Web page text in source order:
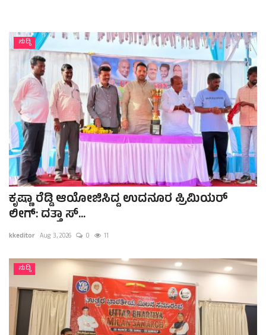
ಪತ್ರಕರ್ತರ ಪರಿಚಯ
ಸಂಪಾದಕೀಯ
ಕವನ
Digital Subscription
ಸುದ್ದಿ
ಕೃಷ್ಣಾ ರೆಡ್ಡಿ ಆಯೋಜಿಸಿದ್ದ ಉದನೂರ ಪ್ರಿಮಿಯರ್
ಲೀಗ್: ದತ್ತಾ ಸ್...
kkeditor Aug 3, 2026 0 11
ಸುದ್ದಿ